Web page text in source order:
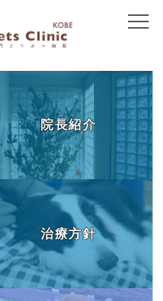
院長紹介
治療方針